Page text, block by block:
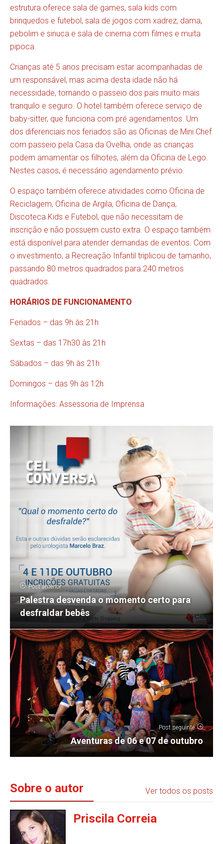
estrutura oferece sala de games, sala kids com
brinquedos e futebol, sala de jogos com xadrez, dama,
pebolim e sinuca e sala de cinema com filmes e muita
pipoca.
Crianças até 5 anos precisam estar acompanhadas de
um responsável, mas acima desta idade não há
necessidade, tornando o passeio dos pais muito mais
tranquilo e seguro. O hotel também oferece serviço de
baby-sitter, que funciona com pré agendamentos. Um
dos diferenciais nos feriados são as Oficinas de Mini Chef
com passeio pela Casa da Ovelha, onde as crianças
podem amamentar os filhotes, além da Oficina de Lego.
Nestes casos, é necessário agendamento prévio.
O espaço também oferece atividades como Oficina de
Reciclagem, Oficina de Argila, Oficina de Dança,
Discoteca Kids e Futebol, que não necessitam de
inscrição e não possuem custo extra. O espaço também
está disponível para atender demandas de eventos. Com
o investimento, a Recreação Infantil triplicou de tamanho,
passando 80 metros quadrados para 240 metros
quadrados.
HORÁRIOS DE FUNCIONAMENTO
Feriados – das 9h às 21h
Sextas – das 17h30 às 21h
Sábados – das 9h às 21h
Domingos – das 9h às 12h
Informações: Assessoria de Imprensa
Post anterior
Palestra desvenda o momento certo para
desfraldar bebês
Post seguinte
Aventuras de 06 e 07 de outubro
Sobre o autor Ver todos os posts
Priscila Correia